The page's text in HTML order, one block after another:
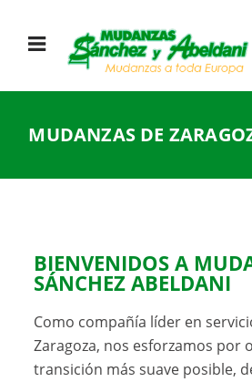
MUDANZAS DE
BIENVENIDOS A
SÁNCHEZ ABELDANI
Como compañía líder en
Zaragoza, nos esforzamos por
transición más suave posible,